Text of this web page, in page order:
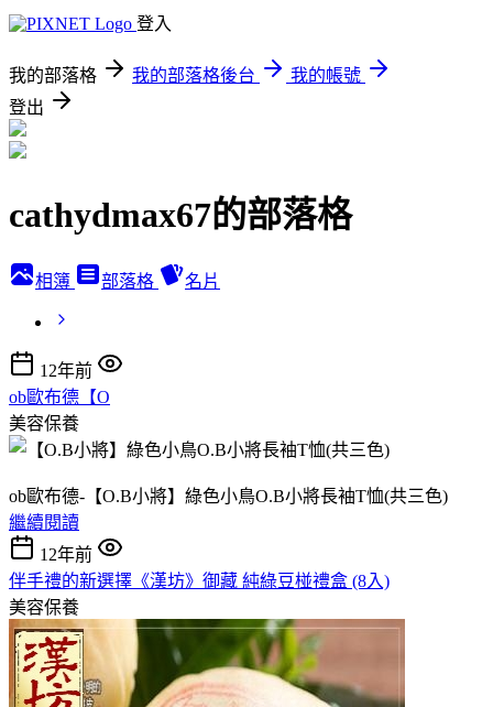
登入
我的部落格 我的部落格後台
我的帳號
登出
cathydmax67的部落格
相簿 部落格 名片
12年前
ob歐布德【O
美容保養
ob歐布德-【O.B小將】綠色小鳥O.B小將長袖T恤(共三色)
繼續閱讀
12年前
伴手禮的新選擇《漢坊》御藏 純綠豆椪禮盒 (8入)
美容保養